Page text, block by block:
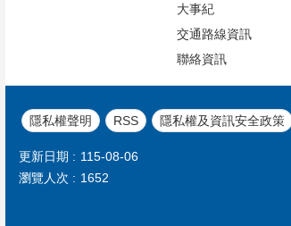
大事紀
交通路線資訊
聯絡資訊
隱私權聲明 RSS 隱私權及資訊安全政策
更新日期
115-08-06
瀏覽人次
1652